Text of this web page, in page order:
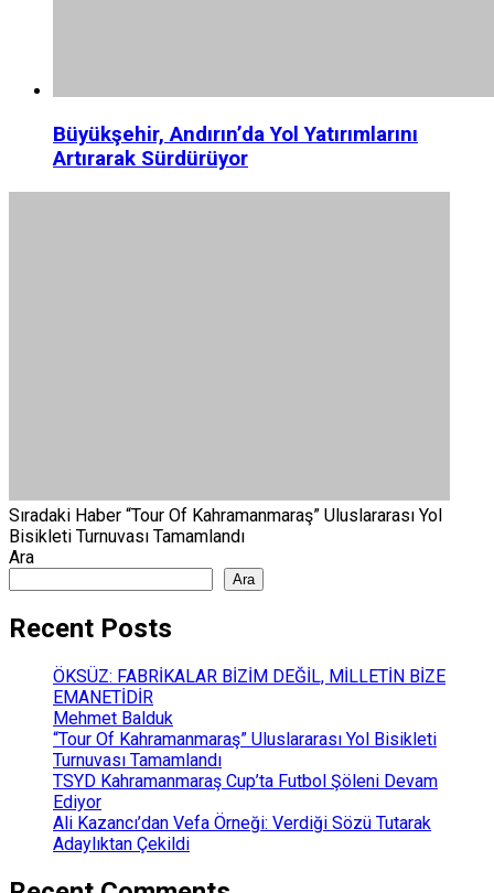
Büyükşehir, Andırın’da Yol Yatırımlarını
Artırarak Sürdürüyor
Sıradaki Haber “Tour Of Kahramanmaraş” Uluslararası Yol
Bisikleti Turnuvası Tamamlandı
Ara
Ara
Recent Posts
ÖKSÜZ: FABRİKALAR BİZİM DEĞİL, MİLLETİN BİZE
EMANETİDİR
Mehmet Balduk
“Tour Of Kahramanmaraş” Uluslararası Yol Bisikleti
Turnuvası Tamamlandı
TSYD Kahramanmaraş Cup’ta Futbol Şöleni Devam
Ediyor
Ali Kazancı’dan Vefa Örneği: Verdiği Sözü Tutarak
Adaylıktan Çekildi